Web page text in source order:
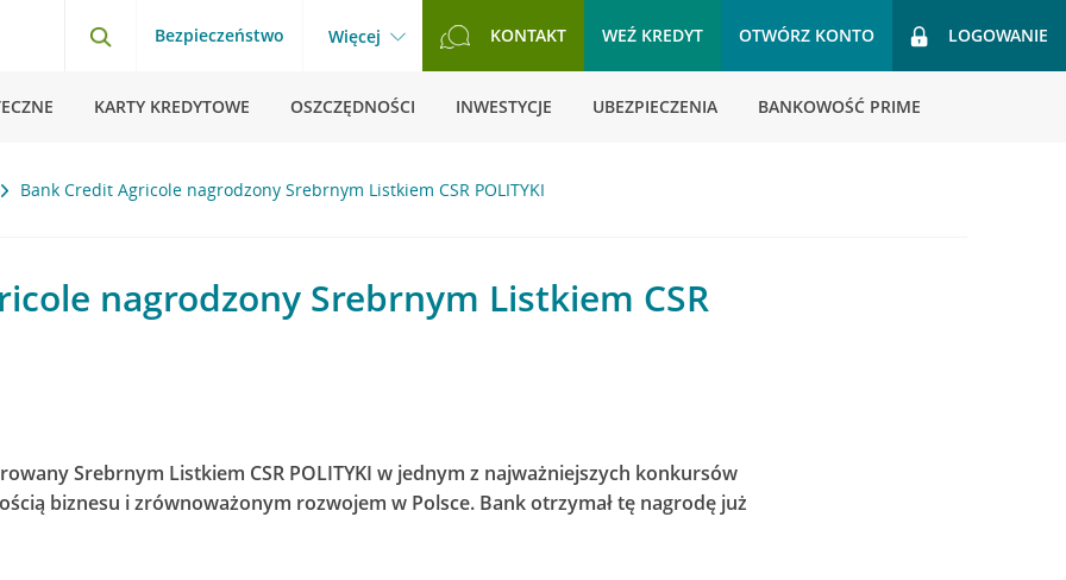
Bezpieczeństwo Więcej KONTAKT WEŹ KREDYT OTWÓRZ KONTO LOGOWANIE
KARTY KREDYTOWE OSZCZĘDNOŚCI INWESTYCJE UBEZPIECZENIA BANKOWOŚĆ PRIME
Bank Credit Agricole nagrodzony Srebrnym Listkiem CSR POLITYKI
nagrodzony Srebrnym Listkiem CSR
Srebrnym Listkiem CSR POLITYKI w jednym z najważniejszych konkursów
biznesu i zrównoważonym rozwojem w Polsce. Bank otrzymał tę nagrodę już